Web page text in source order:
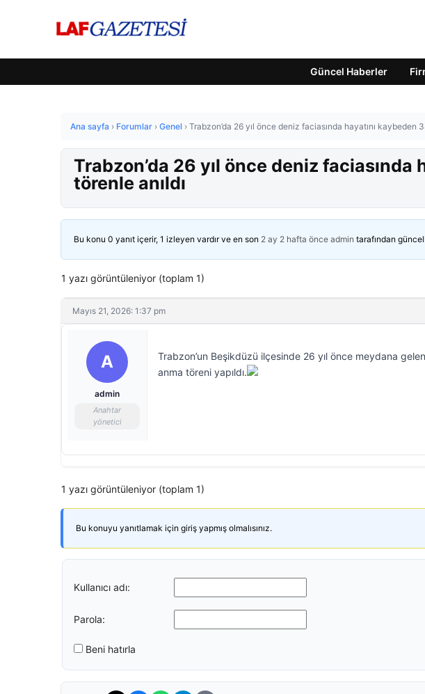
Güncel Haberler
Ana sayfa › Forumlar › Genel › Trabzon’da 26 yıl önce deniz faciasında hayatını kaybeden
Trabzon’da 26 yıl önce deniz faciasında
törenle anıldı
Bu konu 0 yanıt içerir, 1 izleyen vardır ve en son 2 ay 2 hafta önce admin tarafından
1 yazı görüntüleniyor (toplam 1)
Mayıs 21, 2026: 1:37 pm
A
admin
Anahtar
yönetici
Trabzon’un Beşikdüzü ilçesinde 26 yıl önce meydana
anma töreni yapıldı.
1 yazı görüntüleniyor (toplam 1)
Bu konuyu yanıtlamak için giriş yapmış olmalısınız.
Kullanıcı adı:
Parola:
Beni hatırla